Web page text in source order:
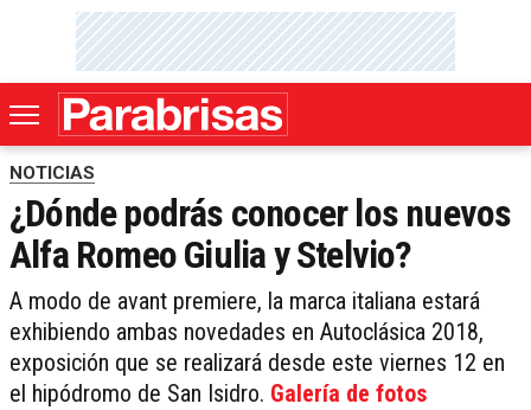
NOTICIAS
¿Dónde podrás conocer los nuevos
Alfa Romeo Giulia y Stelvio?
A modo de avant premiere, la marca italiana estará
exhibiendo ambas novedades en Autoclásica 2018,
exposición que se realizará desde este viernes 12 en
el hipódromo de San Isidro. Galería de fotos